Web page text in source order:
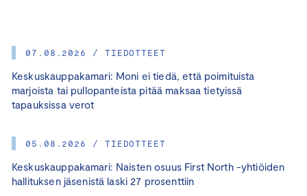
07.08.2026 / TIEDOTTEET
Keskuskauppakamari: Moni ei tiedä, että poimituista
marjoista tai pullopanteista pitää maksaa tietyissä
tapauksissa verot
05.08.2026 / TIEDOTTEET
Keskuskauppakamari: Naisten osuus First North -yhtiöiden
hallituksen jäsenistä laski 27 prosenttiin